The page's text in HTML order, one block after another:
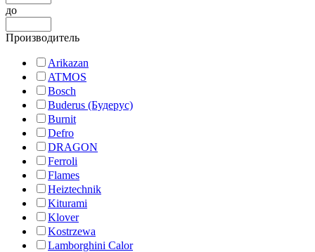
до
Производитель
Arikazan
ATMOS
Bosch
Buderus (Будерус)
Burnit
Defro
DRAGON
Ferroli
Flames
Heiztechnik
Kiturami
Klover
Kostrzewa
Lamborghini Calor